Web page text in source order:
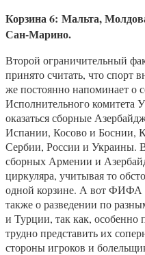
Корзина 6: Мальта,
Сан-Марино.
Второй ограничительный
принято считать, что спорт
же постоянно напоминает о
Исполнительного комитета
оказаться сборные
Испании, Косово и Боснии,
Сербии, России и Украины.
сборных Армении и
циркуляра, учитывая то
одной корзине. А вот
также о разведении по
и Турции, так как, особенно
трудно представить их
стороны игроков и